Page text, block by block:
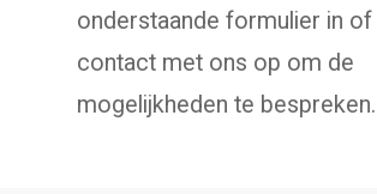
onderstaande formulier in of
contact met ons op om de
mogelijkheden te bespreken.